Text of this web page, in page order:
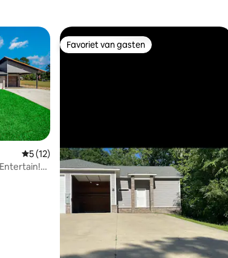
Gemiddelde beoordeling van 5 op 5, 12 recensies
5 (12)
Favoriet van gasten
Favoriet van gasten